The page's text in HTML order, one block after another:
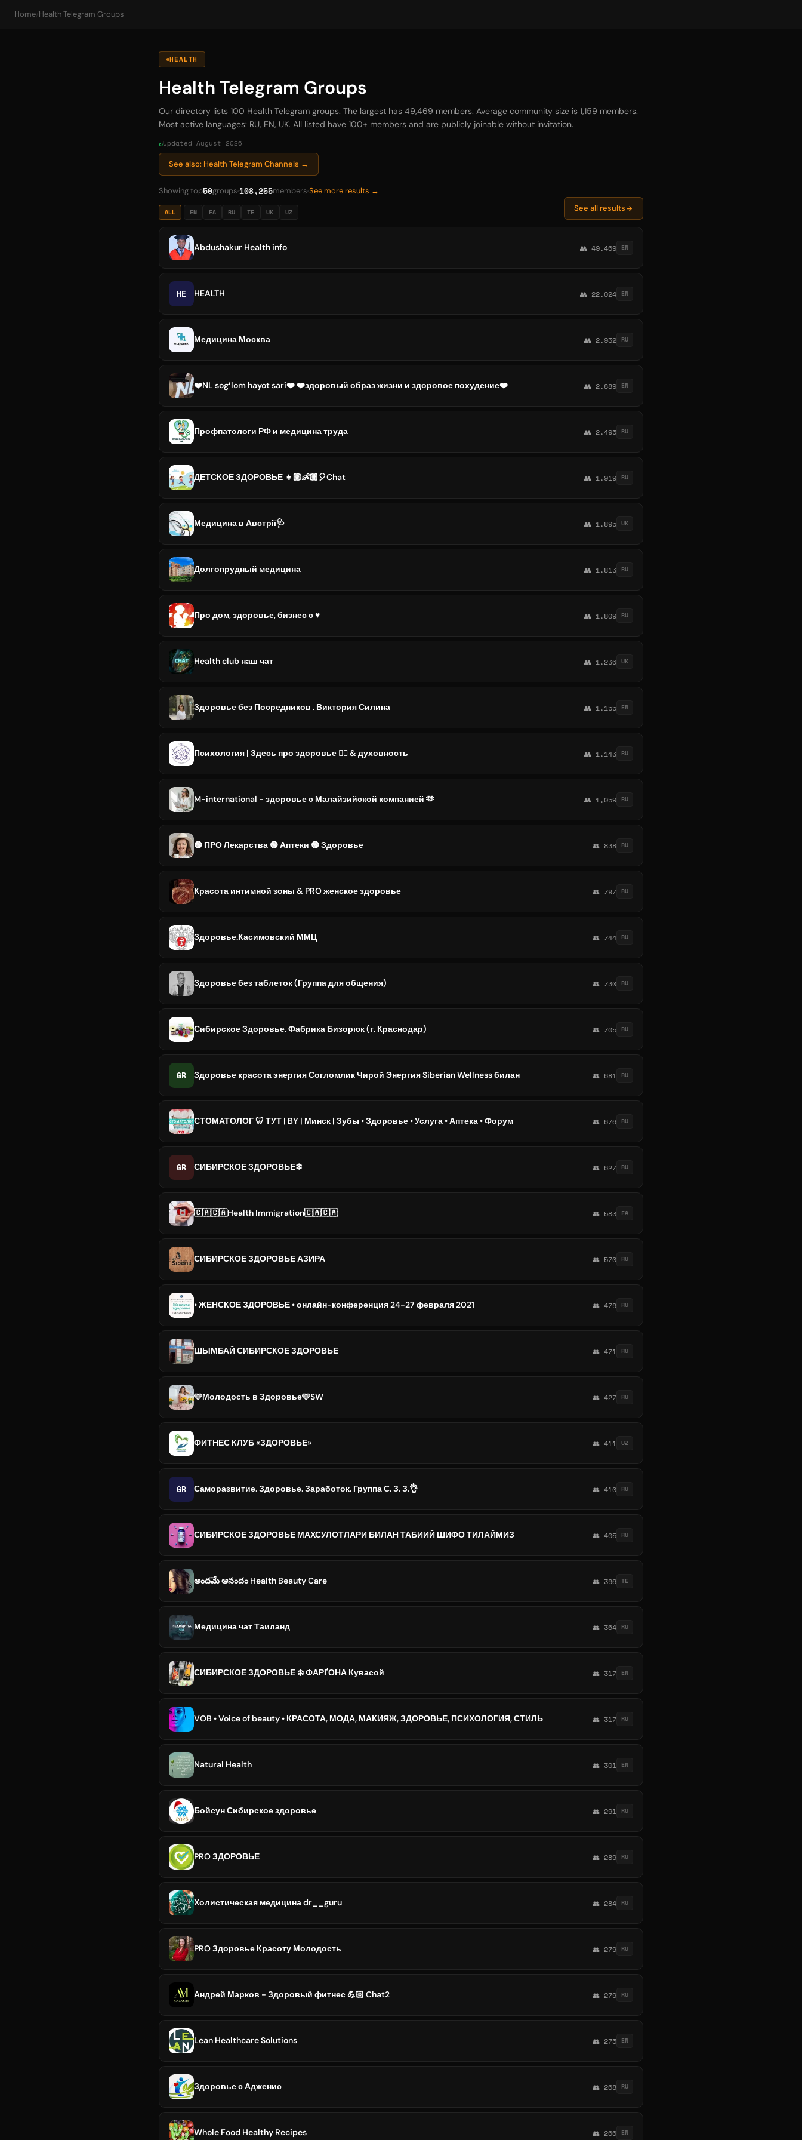
Home/ Health Telegram Groups
HEALTH
Health Telegram Groups
Our directory lists 100 Health Telegram groups. The largest has 49,469 members. Average community size is 1,159 members.
Most active languages: RU, EN, UK. All listed have 100+ members and are publicly joinable without invitation.
Updated August 2026
See also: Health Telegram Channels →
Showing top50groups 108,255members See more results →
ALL EN FA RU TE UK UZ See all results
Abdushakur Health info 👥 49,469 EN
HE HEALTH 👥 22,024 EN
Медицина Москва 👥 2,932 RU
❤️NL sogʻlom hayot sari❤️ ❤️здоровый образ жизни и здоровое похудение❤️ 👥 2,889 EN
Профпатологи РФ и медицина труда 👥 2,495 RU
ДЕТСКОЕ ЗДОРОВЬЕ 👧🏼👶🏼🎈Chat 👥 1,919 RU
Медицина в Австрії🩺 👥 1,895 UK
Долгопрудный медицина 👥 1,813 RU
Про дом, здоровье, бизнес с ♥️ 👥 1,809 RU
Health club наш чат 👥 1,236 UK
Здоровье без Посредников . Виктория Силина 👥 1,155 EN
Психология | Здесь про здоровье 🧘‍♀️ & духовность 👥 1,143 RU
M-international - здоровье с Малайзийской компанией 🫶 👥 1,059 RU
🟢 ПРО Лекарства 🟢 Аптеки 🟢 Здоровье 👥 838 RU
Красота интимной зоны & PRO женское здоровье 👥 797 RU
Здоровье.Касимовский ММЦ 👥 744 RU
Здоровье без таблеток (Группа для общения) 👥 730 RU
Сибирское Здоровье. Фабрика Бизорюк (г. Краснодар) 👥 705 RU
GR Здоровье красота энергия Согломлик Чирой Энергия Siberian Wellness билан 👥 681 RU
СТОМАТОЛОГ 🦷 ТУТ | BY | Минск | Зубы • Здоровье • Услуга • Аптека • Форум 👥 676 RU
GR СИБИРСКОЕ ЗДОРОВЬЕ❄ 👥 627 RU
🇨🇦🇨🇦Health Immigration🇨🇦🇨🇦 👥 583 FA
СИБИРСКОЕ ЗДОРОВЬЕ АЗИРА 👥 570 RU
• ЖЕНСКОЕ ЗДОРОВЬЕ • онлайн-конференция 24-27 февраля 2021 👥 479 RU
ШЫМБАЙ СИБИРСКОЕ ЗДОРОВЬЕ 👥 471 RU
🩵Молодость в Здоровье🩵SW 👥 427 RU
ФИТНЕС КЛУБ «ЗДОРОВЬЕ» 👥 411 UZ
GR Саморазвитие. Здоровье. Заработок. Группа С. З. З.👌 👥 410 RU
СИБИРСКОЕ ЗДОРОВЬЕ МАХСУЛОТЛАРИ БИЛАН ТАБИИЙ ШИФО ТИЛАЙМИЗ 👥 405 RU
అందమే ఆనందం Health Beauty Care 👥 396 TE
Медицина чат Таиланд 👥 364 RU
СИБИРСКОЕ ЗДОРОВЬЕ ❄️ ФАРҐОНА Кувасой 👥 317 EN
VOB • Voice of beauty • КРАСОТА, МОДА, МАКИЯЖ, ЗДОРОВЬЕ, ПСИХОЛОГИЯ, СТИЛЬ 👥 317 RU
Natural Health 👥 301 EN
Бойсун Сибирское здоровье 👥 291 RU
PRO ЗДОРОВЬЕ 👥 289 RU
Холистическая медицина dr__guru 👥 284 RU
PRO Здоровье Красоту Молодость 👥 279 RU
Андрей Марков - Здоровый фитнес 💪🏻 Chat2 👥 279 RU
Lean Healthcare Solutions 👥 275 EN
Здоровье с Адженис 👥 268 RU
Whole Food Healthy Recipes 👥 266 EN